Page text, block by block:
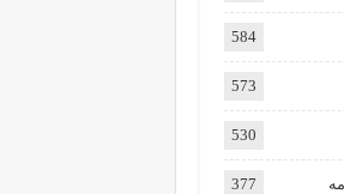
584
573
530
377